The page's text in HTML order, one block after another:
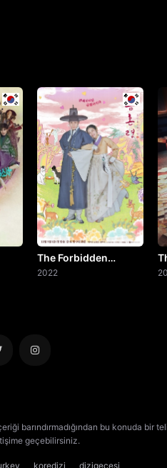
The Forbidden
Marriage
2022
barındırmadığından bu konuda bir
geçebilirsiniz.
koredizi dizigecesi